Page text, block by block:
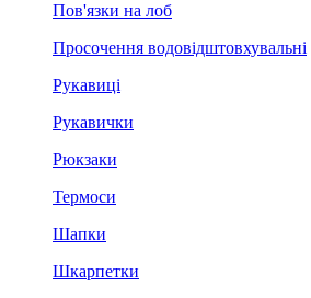
Пов'язки на лоб
Просочення водовідштовхувальні
Рукавиці
Рукавички
Рюкзаки
Термоси
Шапки
Шкарпетки